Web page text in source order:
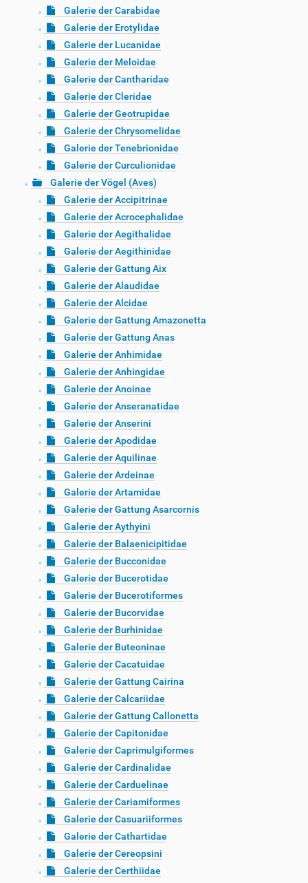
Galerie der Carabidae
Galerie der Erotylidae
Galerie der Lucanidae
Galerie der Meloidae
Galerie der Cantharidae
Galerie der Cleridae
Galerie der Geotrupidae
Galerie der Chrysomelidae
Galerie der Tenebrionidae
Galerie der Curculionidae
Galerie der Vögel (Aves)
Galerie der Accipitrinae
Galerie der Acrocephalidae
Galerie der Aegithalidae
Galerie der Aegithinidae
Galerie der Gattung Aix
Galerie der Alaudidae
Galerie der Alcidae
Galerie der Gattung Amazonetta
Galerie der Gattung Anas
Galerie der Anhimidae
Galerie der Anhingidae
Galerie der Anoinae
Galerie der Anseranatidae
Galerie der Anserini
Galerie der Apodidae
Galerie der Aquilinae
Galerie der Ardeinae
Galerie der Artamidae
Galerie der Gattung Asarcornis
Galerie der Aythyini
Galerie der Balaenicipitidae
Galerie der Bucconidae
Galerie der Bucerotidae
Galerie der Bucerotiformes
Galerie der Bucorvidae
Galerie der Burhinidae
Galerie der Buteoninae
Galerie der Cacatuidae
Galerie der Gattung Cairina
Galerie der Calcariidae
Galerie der Gattung Callonetta
Galerie der Capitonidae
Galerie der Caprimulgiformes
Galerie der Cardinalidae
Galerie der Carduelinae
Galerie der Cariamiformes
Galerie der Casuariiformes
Galerie der Cathartidae
Galerie der Cereopsini
Galerie der Certhiidae